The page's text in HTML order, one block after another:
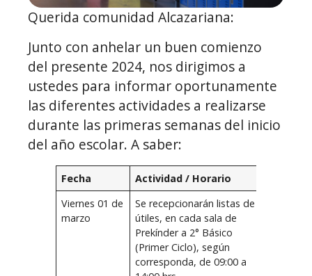
Querida comunidad Alcazariana:
Junto con anhelar un buen comienzo
del presente 2024, nos dirigimos a
ustedes para informar oportunamente
las diferentes actividades a realizarse
durante las primeras semanas del inicio
del año escolar. A saber:
Fecha
Actividad / Horario
Viernes 01 de
marzo
Se recepcionarán listas de
útiles, en cada sala de
Prekínder a 2° Básico
(Primer Ciclo), según
corresponda, de 09:00 a